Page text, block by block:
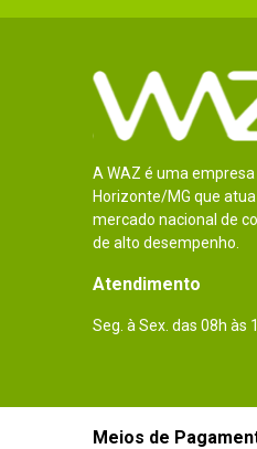
A WAZ é uma
Horizonte/MG que
mercado nacional de
de alto desempenho.
Atendimento
Seg. à Sex. das 08h às
Meios de